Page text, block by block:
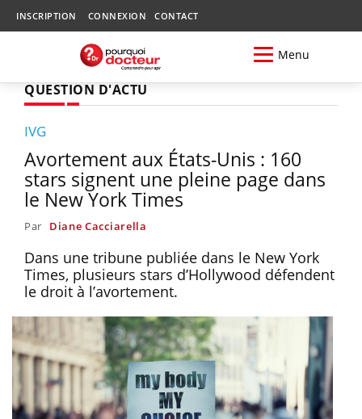
INSCRIPTION CONNEXION CONTACT
Menu
QUESTION D'ACTU
IVG
Avortement aux États-Unis : 160
stars signent une pleine page dans
le New York Times
Par Diane Cacciarella
Dans une tribune publiée dans le New York
Times, plusieurs stars d’Hollywood défendent
le droit à l’avortement.